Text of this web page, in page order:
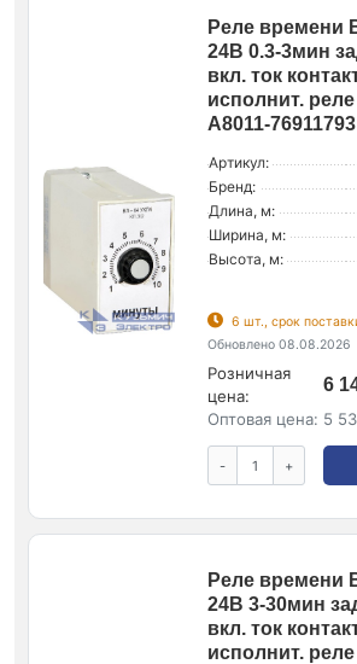
Реле времени
24В 0.3-3мин
вкл. ток
исполнит.
A8011-76911793
Артикул:
Бренд:
Длина, м:
Ширина, м:
Высота, м:
6 шт., срок
Обновлено 08.08.2026
Розничная
цена:
6
Оптовая цена: 5
- +
Реле времени
24В 3-30мин
вкл. ток
исполнит.